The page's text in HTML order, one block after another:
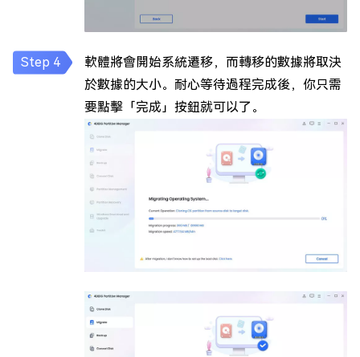
軟體將會開始系統遷移，而轉移的數據將取決
於數據的大小。耐心等待過程完成後，你只需
要點擊「完成」按鈕就可以了。